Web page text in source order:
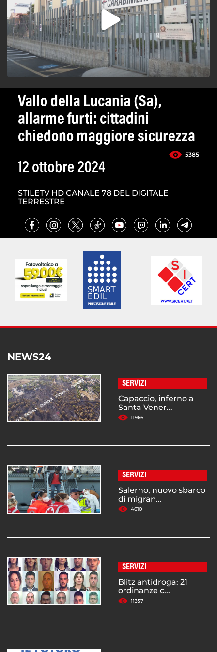
Vallo della Lucania (Sa),
allarme furti: cittadini
chiedono maggiore sicurezza
5385
12 ottobre 2024
STILETV HD CANALE 78 DEL DIGITALE
TERRESTRE
NEWS24
SERVIZI
Capaccio, inferno a
Santa Vener...
11966
SERVIZI
Salerno, nuovo sbarco
di migran...
4610
SERVIZI
Blitz antidroga: 21
ordinanze c...
11357